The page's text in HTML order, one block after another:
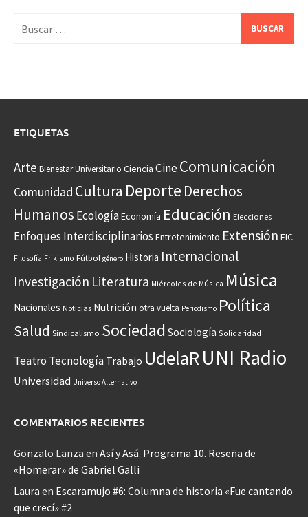
ETIQUETAS
Arte Bienestar Universitario Ciencia CineComunicación
Comunidad Cultura Deporte Derechos
Humanos EcologíaEconomía Educación Elecciones
Enfoques Interdisciplinarios Entretenimiento Extensión FIC
Filosofía Frikismo Fútbol género Historia Internacional
Investigación Literatura Miércoles de Música Música
Nacionales Noticias Nutrición otra vuelta Periodismo Política
Salud Sindicalismo Sociedad Sociología Solidaridad
Teatro Tecnología Trabajo UdelaRUNI Radio
Universidad Universo Alternativo
COMENTARIOS RECIENTES
Gonzalo Lanza en Así y Asá. Programa 10. Reseña de
«Homerar» de Gabriel Galli
Laura en Escaramujo #6: Columna de historia «Fue cantando
que crecí» #2